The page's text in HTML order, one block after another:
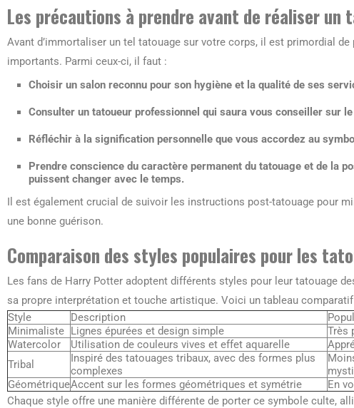
Les précautions à prendre avant de réaliser un
Avant d’immortaliser un tel tatouage sur votre corps, il est primordial
importants. Parmi ceux-ci, il faut :
Choisir un salon reconnu pour son hygiène et la qualité de ses
Consulter un tatoueur professionnel qui saura vous conseiller sur
Réfléchir à la signification personnelle que vous accordez au
Prendre conscience du caractère permanent du tatouage et de la
puissent changer avec le temps.
Il est également crucial de suivoir les instructions post-tatouage pour
une bonne guérison.
Comparaison des styles populaires pour les
Les fans de Harry Potter adoptent différents styles pour leur tatouage
sa propre interprétation et touche artistique. Voici un tableau
Style
Description
Minimaliste Lignes épurées et design simple
Très
Watercolor
Utilisation de couleurs vives et effet aquarelle
Tribal
Inspiré des tatouages tribaux, avec des formes plus
complexes
GéométriqueAccent sur les formes géométriques et symétrie
En
Chaque style offre une manière différente de porter ce symbole culte,